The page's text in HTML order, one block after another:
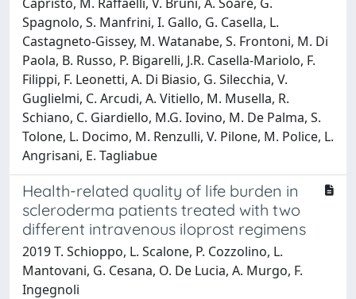
Spagnolo, S. Manfrini, I. Gallo, G. Casella, L.
Castagneto-Gissey, M. Watanabe, S. Frontoni, M. Di
Paola, B. Russo, P. Bigarelli, J.R. Casella-Mariolo, F.
Filippi, F. Leonetti, A. Di Biasio, G. Silecchia, V.
Guglielmi, C. Arcudi, A. Vitiello, M. Musella, R.
Schiano, C. Giardiello, M.G. Iovino, M. De Palma, S.
Tolone, L. Docimo, M. Renzulli, V. Pilone, M. Police, L.
Angrisani, E. Tagliabue
Health-related quality of life burden in
scleroderma patients treated with two
different intravenous iloprost regimens
2019 T. Schioppo, L. Scalone, P. Cozzolino, L.
Mantovani, G. Cesana, O. De Lucia, A. Murgo, F.
Ingegnoli